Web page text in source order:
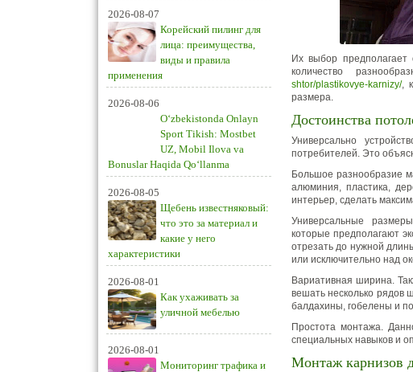
2026-08-07
Корейский пилинг для
лица: преимущества,
виды и правила
применения
2026-08-06
O‘zbekistonda Onlayn
Sport Tikish: Mostbet
UZ, Mobil Ilova va
Bonuslar Haqida Qo‘llanma
2026-08-05
Щебень известняковый:
что это за материал и
какие у него
характеристики
2026-08-01
Как ухаживать за
уличной мебелью
2026-08-01
Мониторинг трафика и
Их выбор предполагает
количество
shtor/plastikovye-karnizy/,
размера.
Достоинства
Универсально
потребителей. Это
Большое разнообразие
алюминия, пластика,
интерьер, сделать
Универсальные
которые предполагают
отрезать до нужной
или исключительно над
Вариативная ширина.
вешать несколько рядов
балдахины, гобелены и
Простота монтажа.
специальных навыков и
Монтаж карнизов